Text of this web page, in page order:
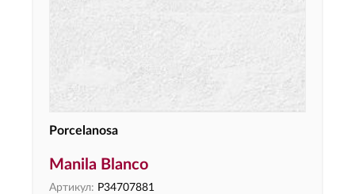
Porcelanosa
Manila Blanco
Артикул: P34707881